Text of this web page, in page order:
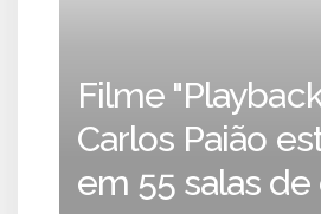
Filme
Carlos Paião
em 55 salas